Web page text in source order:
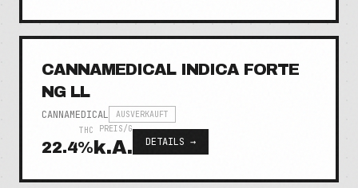
CANNAMEDICAL INDICA FORTE
NG LL
CANNAMEDICAL
AUSVERKAUFT
THC
22.4%
PREIS/G
k.A. DETAILS →